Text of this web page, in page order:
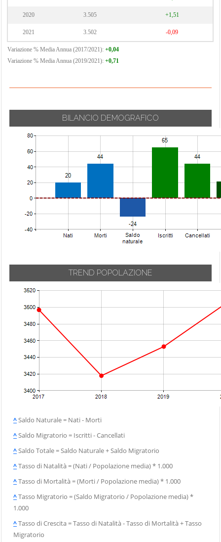
2020 3.505 +1,51
2021 3.502 -0,09
Variazione % Media Annua (2017/2021): +0,04
Variazione % Media Annua (2019/2021): +0,71
BILANCIO DEMOGRAFICO
TREND POPOLAZIONE
^Saldo Naturale = Nati - Morti
^Saldo Migratorio = Iscritti - Cancellati
^Saldo Totale = Saldo Naturale + Saldo Migratorio
^Tasso di Natalità = (Nati / Popolazione media) * 1.000
^Tasso di Mortalità = (Morti / Popolazione media) * 1.000
^Tasso Migratorio = (Saldo Migratorio / Popolazione media) *
1.000
^Tasso di Crescita = Tasso di Natalità - Tasso di Mortalità + Tasso
Migratorio